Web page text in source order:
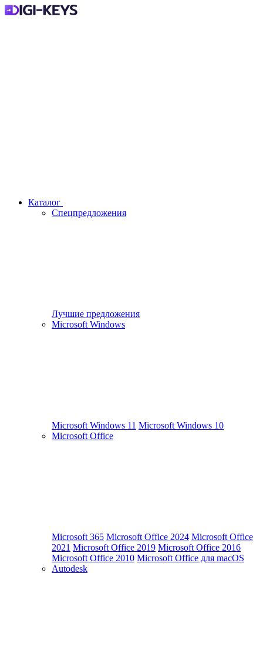
Каталог
Спецпредложения
Лучшие предложения
Microsoft Windows
Microsoft Windows 11 Microsoft Windows 10
Microsoft Office
Microsoft 365 Microsoft Office 2024 Microsoft Office
2021 Microsoft Office 2019 Microsoft Office 2016
Microsoft Office 2010 Microsoft Office для macOS
Autodesk